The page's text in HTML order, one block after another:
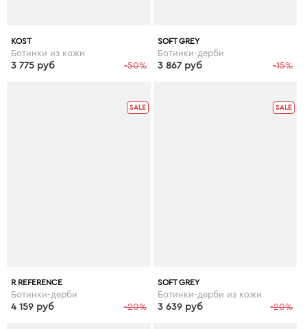
KOST
Ботинки из кожи
-50%
3 775 руб
SOFT GREY
Ботинки-дерби
-15%
3 867 руб
SALE
R REFERENCE
Ботинки-дерби
-20%
4 159 руб
SALE
SOFT GREY
Ботинки-дерби из кожи
-20%
3 639 руб